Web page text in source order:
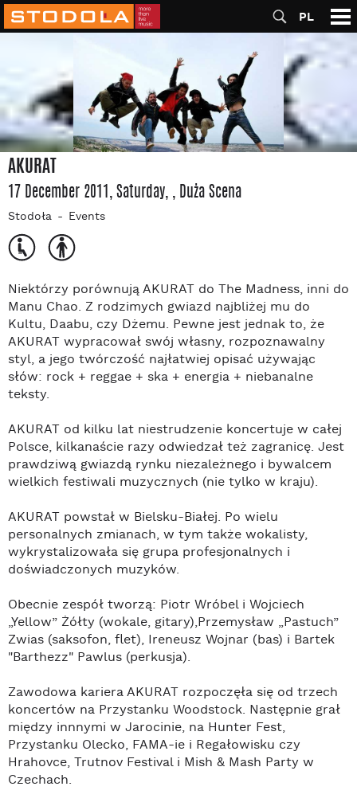
PL
AKURAT
17 December 2011, Saturday, , Duża Scena
Stodoła Events
Niektórzy porównują AKURAT do The Madness, inni do
Manu Chao. Z rodzimych gwiazd najbliżej mu do
Kultu, Daabu, czy Dżemu. Pewne jest jednak to, że
AKURAT wypracował swój własny, rozpoznawalny
styl, a jego twórczość najłatwiej opisać używając
słów: rock + reggae + ska + energia + niebanalne
teksty.
AKURAT od kilku lat niestrudzenie koncertuje w całej
Polsce, kilkanaście razy odwiedzał też zagranicę. Jest
prawdziwą gwiazdą rynku niezależnego i bywalcem
wielkich festiwali muzycznych (nie tylko w kraju).
AKURAT powstał w Bielsku-Białej. Po wielu
personalnych zmianach, w tym także wokalisty,
wykrystalizowała się grupa profesjonalnych i
doświadczonych muzyków.
Obecnie zespół tworzą: Piotr Wróbel i Wojciech
„Yellow” Żółty (wokale, gitary),Przemysław „Pastuch”
Zwias (saksofon, flet), Ireneusz Wojnar (bas) i Bartek
"Barthezz" Pawlus (perkusja).
Zawodowa kariera AKURAT rozpoczęła się od trzech
koncertów na Przystanku Woodstock. Następnie grał
między innnymi w Jarocinie, na Hunter Fest,
Przystanku Olecko, FAMA-ie i Regałowisku czy
Hrahovce, Trutnov Festival i Mish & Mash Party w
Czechach.